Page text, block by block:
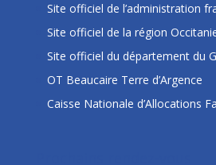
Site officiel de l’administration
Site officiel de la région
Site officiel du département du
OT Beaucaire Terre d’Argence
Caisse Nationale d’Allocations